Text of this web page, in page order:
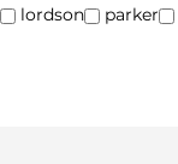
lordson parker